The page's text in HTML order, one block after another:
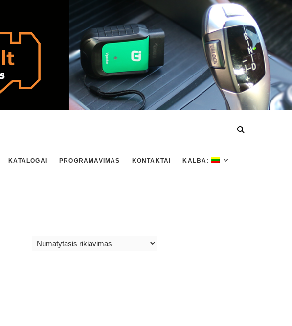
KATALOGAI PROGRAMAVIMAS KONTAKTAI KALBA: